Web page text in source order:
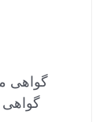
گواهی
گواهی